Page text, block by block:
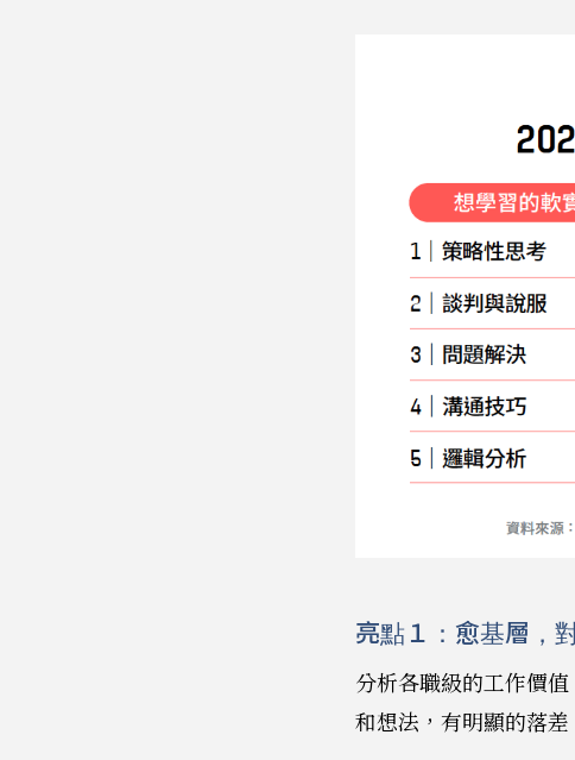
亮點１：愈基層，
分析各職級的工作價
和想法，有明顯的落差